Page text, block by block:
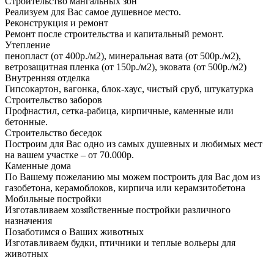
Реализуем для Вас самое душевное место.
Реконструкция и ремонт
Ремонт после строительства и капитальный ремонт.
Утепление
пенопласт (от 400р./м2), минеральная вата (от 500р./м2),
ветрозащитная пленка (от 150р./м2), эковата (от 500р./м2)
Внутренняя отделка
Гипсокартон, вагонка, блок-хаус, чистый сруб, штукатурка
Строительство заборов
Профнастил, сетка-рабица, кирпичные, каменные или
бетонные.
Строительство беседок
Построим для Вас одно из самых душевных и любимых мест
на вашем участке – от 70.000р.
Каменные дома
По Вашему пожеланию мы можем построить для Вас дом из
газобетона, керамоблоков, кирпича или керамзитобетона
Мобильные постройки
Изготавливаем хозяйственные постройки различного
назначения
Позаботимся о Ваших животных
Изготавливаем будки, птичники и теплые вольеры для
животных